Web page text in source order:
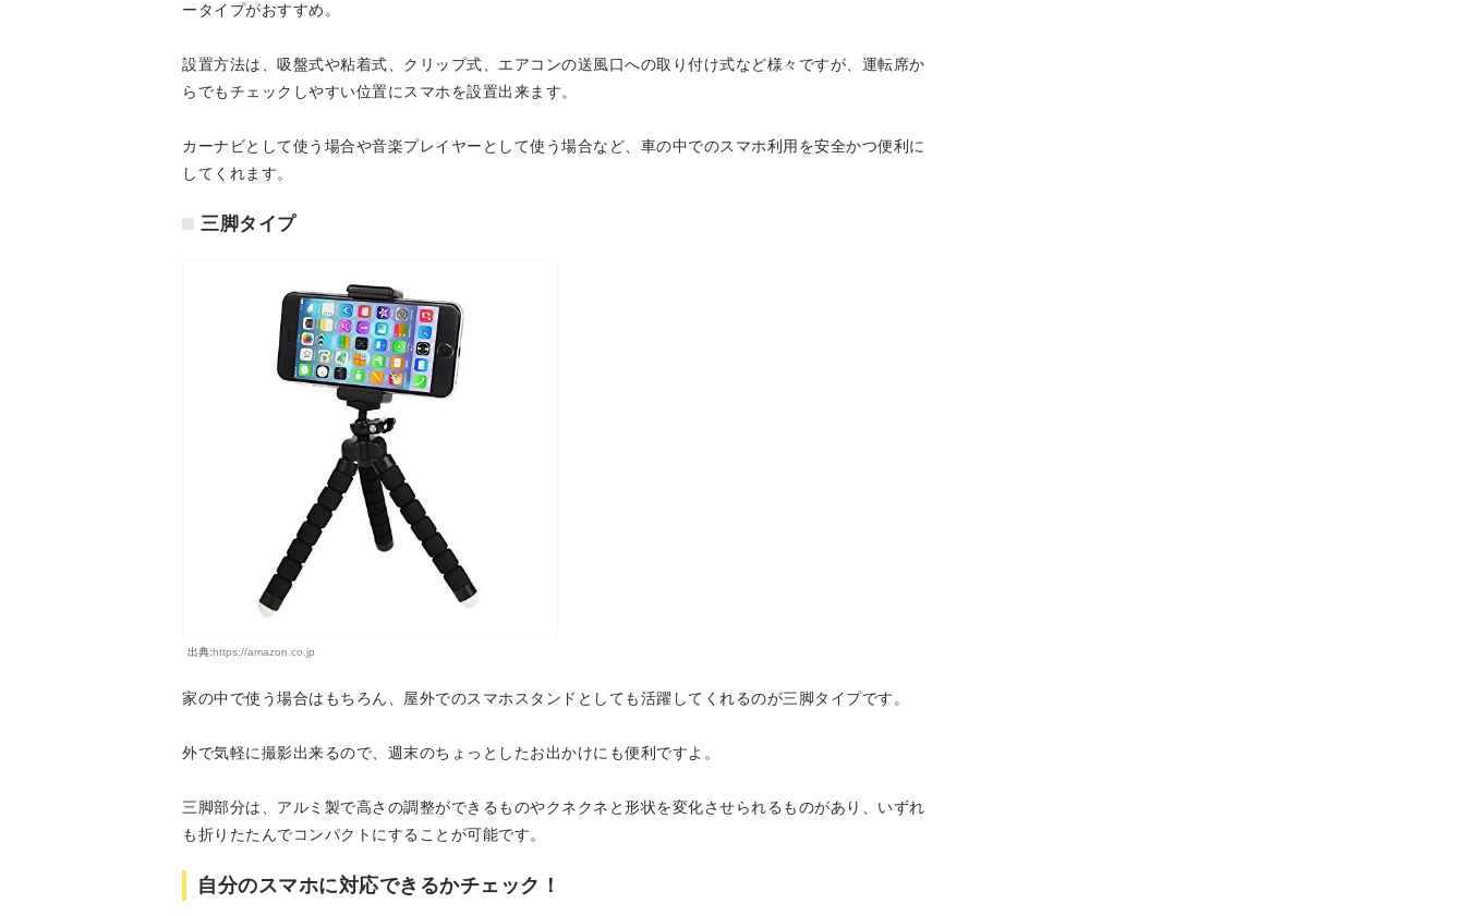
ータイプがおすすめ。
設置方法は、吸盤式や粘着式、クリップ式、エアコンの送風口への取り付け式など様々ですが、運転席か
らでもチェックしやすい位置にスマホを設置出来ます。
カーナビとして使う場合や音楽プレイヤーとして使う場合など、車の中でのスマホ利用を安全かつ便利に
してくれます。
三脚タイプ
出典:https://amazon.co.jp
家の中で使う場合はもちろん、屋外でのスマホスタンドとしても活躍してくれるのが三脚タイプです。
外で気軽に撮影出来るので、週末のちょっとしたお出かけにも便利ですよ。
三脚部分は、アルミ製で高さの調整ができるものやクネクネと形状を変化させられるものがあり、いずれ
も折りたたんでコンパクトにすることが可能です。
自分のスマホに対応できるかチェック！